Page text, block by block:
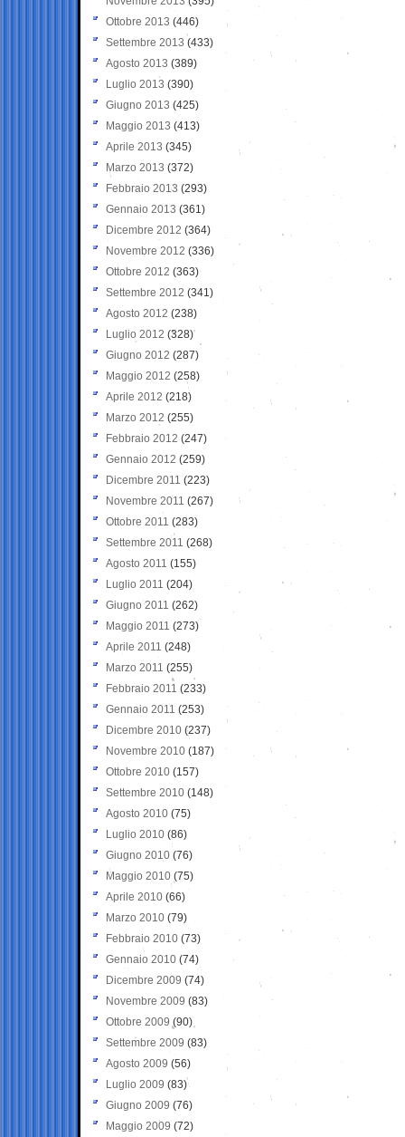
Ottobre 2013 (446)
Settembre 2013 (433)
Agosto 2013 (389)
Luglio 2013 (390)
Giugno 2013 (425)
Maggio 2013 (413)
Aprile 2013 (345)
Marzo 2013 (372)
Febbraio 2013 (293)
Gennaio 2013 (361)
Dicembre 2012 (364)
Novembre 2012 (336)
Ottobre 2012 (363)
Settembre 2012 (341)
Agosto 2012 (238)
Luglio 2012 (328)
Giugno 2012 (287)
Maggio 2012 (258)
Aprile 2012 (218)
Marzo 2012 (255)
Febbraio 2012 (247)
Gennaio 2012 (259)
Dicembre 2011 (223)
Novembre 2011 (267)
Ottobre 2011 (283)
Settembre 2011 (268)
Agosto 2011 (155)
Luglio 2011 (204)
Giugno 2011 (262)
Maggio 2011 (273)
Aprile 2011 (248)
Marzo 2011 (255)
Febbraio 2011 (233)
Gennaio 2011 (253)
Dicembre 2010 (237)
Novembre 2010 (187)
Ottobre 2010 (157)
Settembre 2010 (148)
Agosto 2010 (75)
Luglio 2010 (86)
Giugno 2010 (76)
Maggio 2010 (75)
Aprile 2010 (66)
Marzo 2010 (79)
Febbraio 2010 (73)
Gennaio 2010 (74)
Dicembre 2009 (74)
Novembre 2009 (83)
Ottobre 2009 (90)
Settembre 2009 (83)
Agosto 2009 (56)
Luglio 2009 (83)
Giugno 2009 (76)
Maggio 2009 (72)